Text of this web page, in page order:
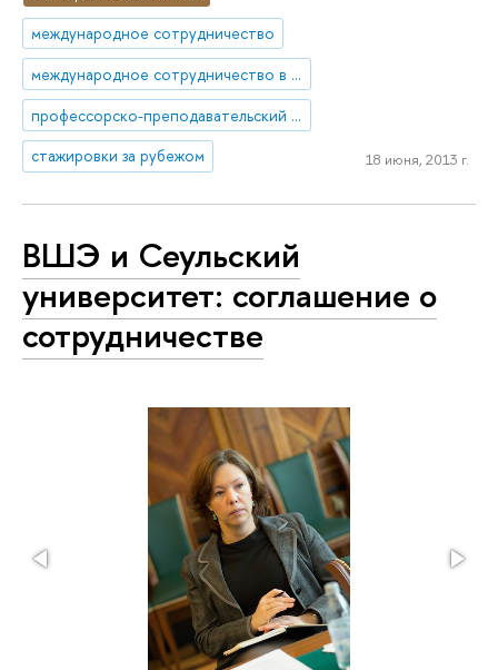
международное сотрудничество
международное сотрудничество в науке
профессорско-преподавательский состав
стажировки за рубежом
18 июня, 2013 г.
ВШЭ и Сеульский
университет: соглашение о
сотрудничестве